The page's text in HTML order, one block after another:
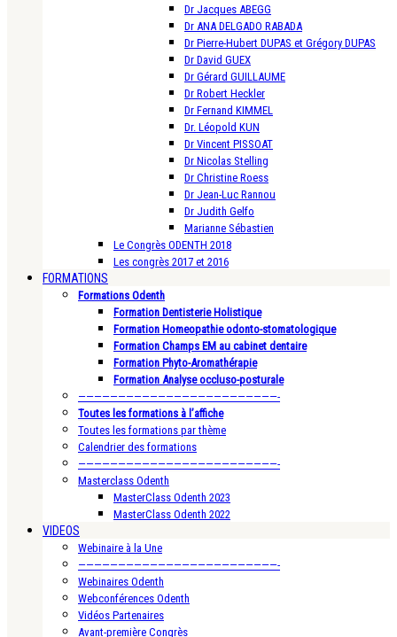
Dr Jacques ABEGG
Dr ANA DELGADO RABADA
Dr Pierre-Hubert DUPAS et Grégory DUPAS
Dr David GUEX
Dr Gérard GUILLAUME
Dr Robert Heckler
Dr Fernand KIMMEL
Dr. Léopold KUN
Dr Vincent PISSOAT
Dr Nicolas Stelling
Dr Christine Roess
Dr Jean-Luc Rannou
Dr Judith Gelfo
Marianne Sébastien
Le Congrès ODENTH 2018
Les congrès 2017 et 2016
FORMATIONS
Formations Odenth
Formation Dentisterie Holistique
Formation Homeopathie odonto-stomatologique
Formation Champs EM au cabinet dentaire
Formation Phyto-Aromathérapie
Formation Analyse occluso-posturale
—————————————————————————-
Toutes les formations à l’affiche
Toutes les formations par thème
Calendrier des formations
—————————————————————————-
Masterclass Odenth
MasterClass Odenth 2023
MasterClass Odenth 2022
VIDEOS
Webinaire à la Une
—————————————————————————-
Webinaires Odenth
Webconférences Odenth
Vidéos Partenaires
Avant-première Congrès